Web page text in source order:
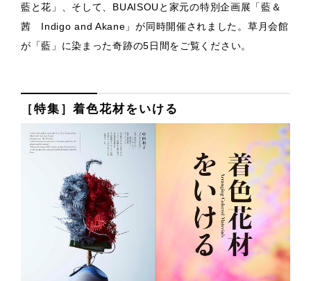
藍と花」、そして、BUAISOUと家元の特別企画展「藍＆
茜 Indigo and Akane」が同時開催されました。草月会館
が「藍」に染まった奇跡の5日間をご覧ください。
［特集］着色花材をいける